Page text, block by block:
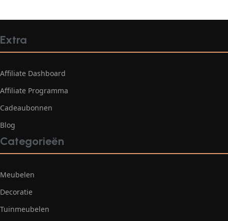
Extra
Affiliate Dashboard
Affiliate Programma
Cadeaubonnen
Blog
Categorieën
Meubelen
Decoratie
Tuinmeubelen